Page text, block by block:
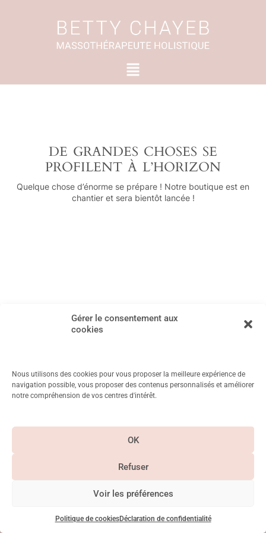
Gérer le consentement aux
cookies
Nous utilisons des cookies pour vous proposer la meilleure expérience de
navigation possible, vous proposer des contenus personnalisés et améliorer
notre compréhension de vos centres d'intérêt.
OK
Refuser
Voir les préférences
Politique de cookiesDéclaration de confidentialité
Menu
DE GRANDES CHOSES SE
PROFILENT À L’HORIZON
Quelque chose d’énorme se prépare ! Notre boutique est en
chantier et sera bientôt lancée !
Métro Duroc, Vanneau, Saint Placide
sécurisé
Suivez-nous sur
Instagram
Site réalisé parLa Crème Communication